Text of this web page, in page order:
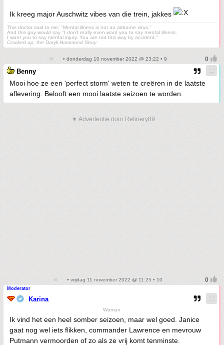
Ik kreeg major Auschwitz vibes van die trein, jakkes
This doctor said to me; ''Mental illness is not an airborne virus.''
And this guy would say ''I don't really even want you to say mental illness.
I want you to say mental injury. You are not this way by accident.''
Cracked up; the Daryll Hammond Story
• donderdag 10 november 2022 @ 23:22 • 9
Benny
Mooi hoe ze een 'perfect storm' weten te creëren in de laatste
aflevering. Belooft een mooi laatste seizoen te worden.
▼ Advertentie door Refinery89
• vrijdag 11 november 2022 @ 11:25 • 10
Moderator
Karina
Woman
Ik vind het een heel somber seizoen, maar wel goed. Janice
gaat nog wel iets flikken, commander Lawrence en mevrouw
Putmann vermoorden of zo als ze vrij komt tenminste.